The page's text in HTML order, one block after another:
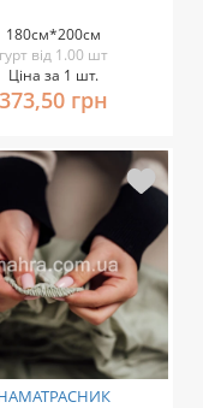
180см*200см
гурт від 1.00 шт
Ціна за 1 шт.
373,50 грн